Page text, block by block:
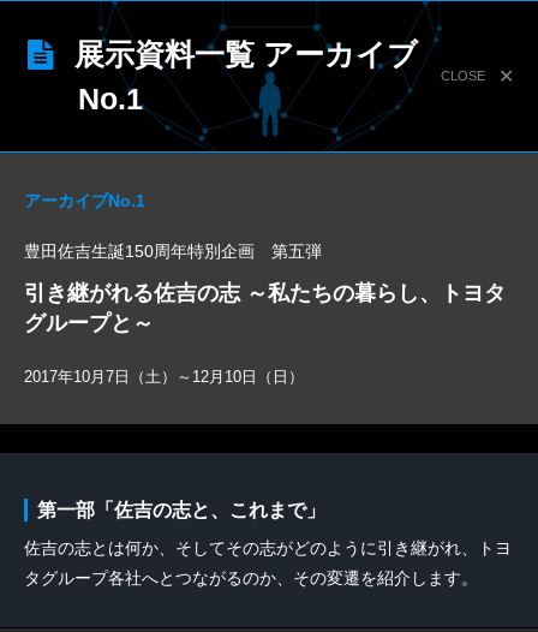
展示資料一覧 アーカイブ
No.1
CLOSE ✕
アーカイブNo.1
豊田佐吉生誕150周年特別企画 第五弾
引き継がれる佐吉の志 ～私たちの暮らし、トヨタ
グループと～
2017年10月7日（土）～12月10日（日）
第一部「佐吉の志と、これまで」
佐吉の志とは何か、そしてその志がどのように引き継がれ、トヨ
タグループ各社へとつながるのか、その変遷を紹介します。